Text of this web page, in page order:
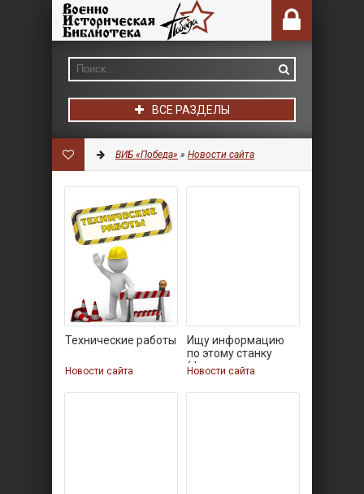
ВСЕ РАЗДЕЛЫ
ВИБ «Победа» » Новости сайта
Технические работы
Новости сайта
Ищу информацию
по этому станку
(фото,
Новости сайта